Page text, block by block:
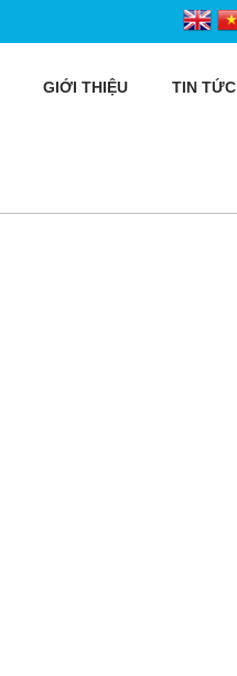
GIỚI THIỆU TIN TỨC